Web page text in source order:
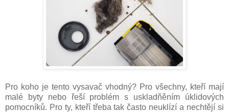
Pro koho je tento vysavač vhodný? Pro všechny, kteří mají
malé byty nebo řeší problém s uskladňěním úklidových
pomocníků. Pro ty, kteří třeba tak často neuklízí a nechtějí si